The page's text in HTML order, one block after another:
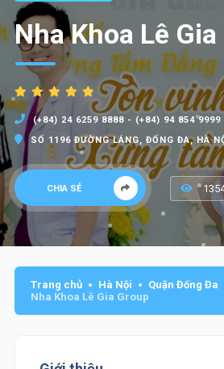
Nha Khoa Lê
(+84) 24 6259 8888 - (+84) 94 854 9999
SỐ 1196 ĐƯỜNG LÁNG, ĐỐNG ĐA, HÀ
CHIA SẺ
Trang chủ Hà Nội
Quận Đống Đa
Nha Khoa Lê Gia Group